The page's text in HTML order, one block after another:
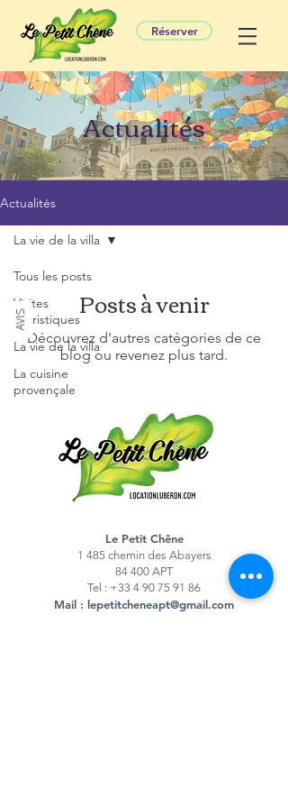
Réserver
Actualités
Tous les posts
Visites
touristiques
La vie de la villa
La cuisine
provençale
La vie de la villa
Posts à venir
Découvrez d'autres catégories de ce
blog ou revenez plus tard.
Actualités
Le Petit Chêne
1 485 chemin des Abayers
84 400 APT
Tel : +33 4 90 75 91 86
Mail : lepetitcheneapt@gmail.com
AVIS